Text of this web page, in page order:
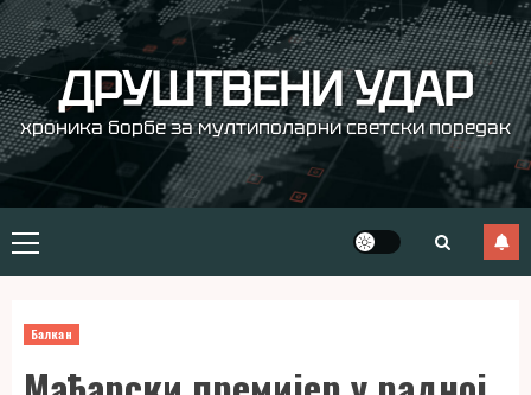
Skip
to
content ДРУШТВЕНИ УДАР
хроника борбе за мултиполарни светски поредак
Primary
Menu
Балкан